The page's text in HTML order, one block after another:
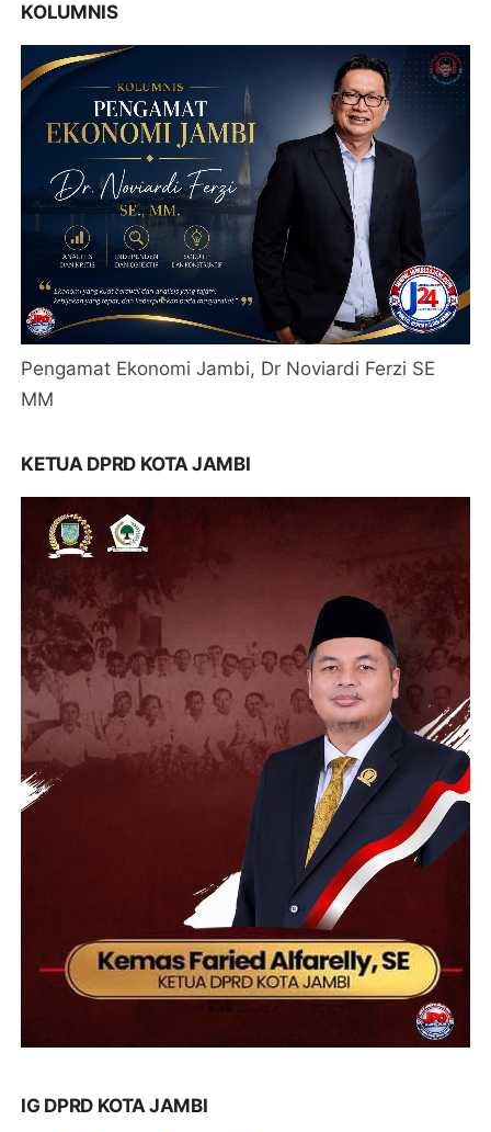
KOLUMNIS
Pengamat Ekonomi Jambi, Dr Noviardi Ferzi SE
MM
KETUA DPRD KOTA JAMBI
IG DPRD KOTA JAMBI